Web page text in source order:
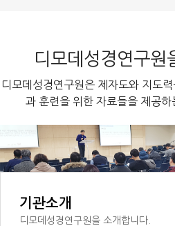
디모데성경연구원
디모데성경연구원은 제자도와 지도
과 훈련을 위한 자료들을 제공하
기관소개
디모데성경연구원을 소개합니다.